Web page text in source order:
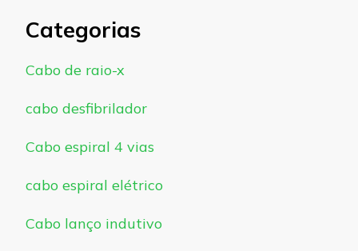
Categorias
Cabo de raio-x
cabo desfibrilador
Cabo espiral 4 vias
cabo espiral elétrico
Cabo lanço indutivo